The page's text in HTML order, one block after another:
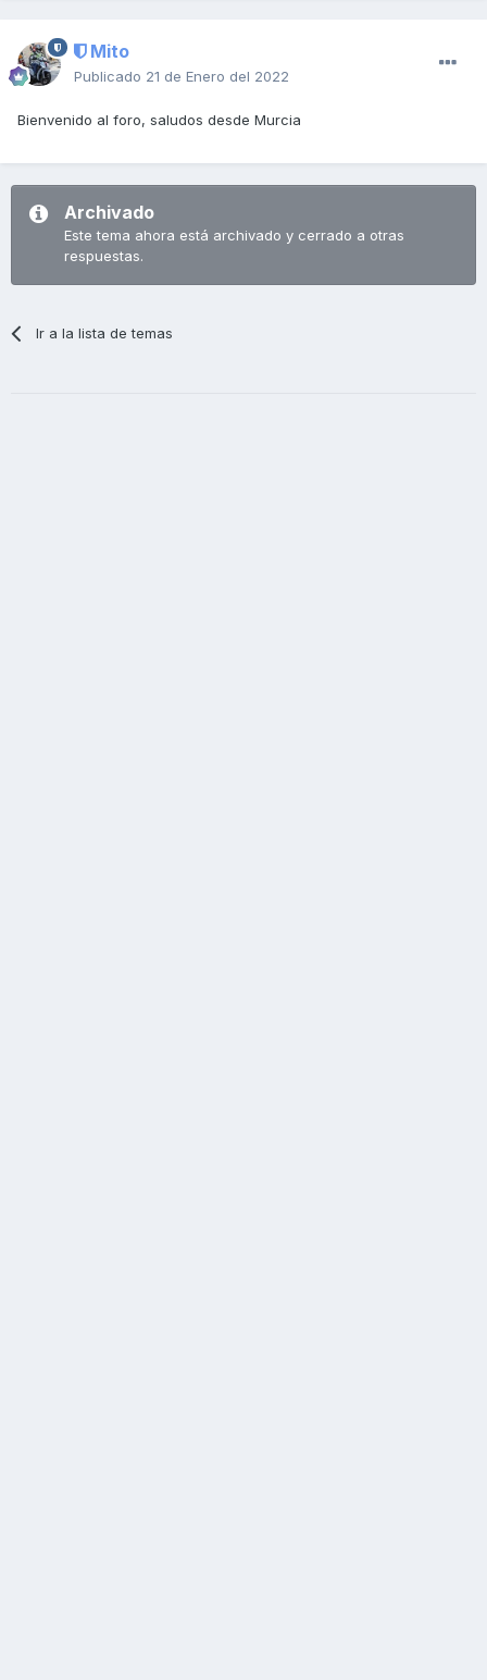
Mito
Publicado 21 de Enero del 2022
Bienvenido al foro, saludos desde Murcia
Archivado
Este tema ahora está archivado y cerrado a otras
respuestas.
Ir a la lista de temas